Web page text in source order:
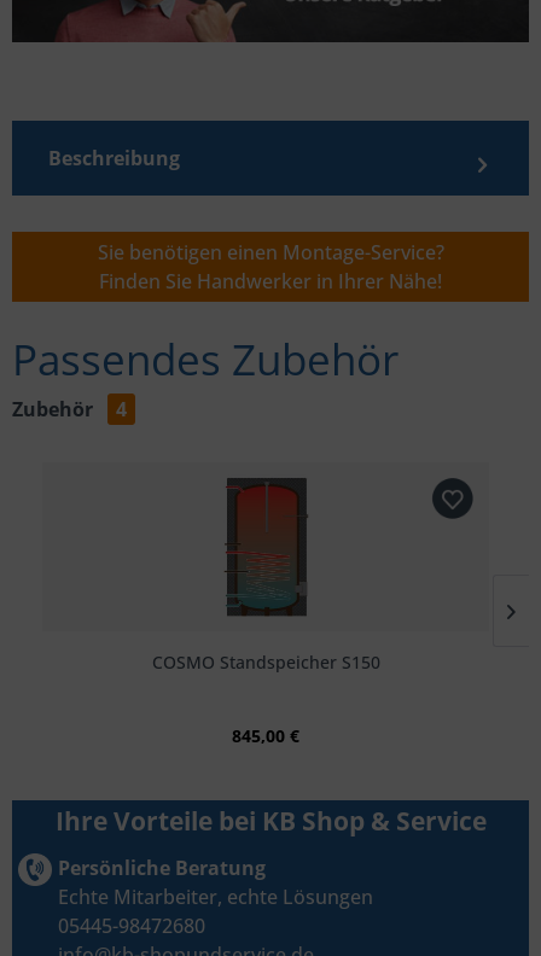
Sie benötigen einen Montage-Service?
Finden Sie Handwerker in Ihrer Nähe!
Passendes Zubehör
Zubehör 4
COSMO Standspeicher S150
845,00 €
Ihre Vorteile bei KB Shop & Service
Persönliche Beratung
Echte Mitarbeiter, echte Lösungen
05445-98472680
Beschreibung